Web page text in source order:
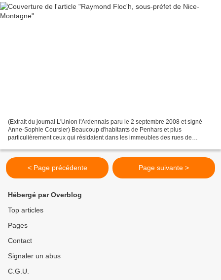
(Extrait du journal L'Union l'Ardennais paru le 2 septembre 2008 et signé
Anne-Sophie Coursier) Beaucoup d'habitants de Penhars et plus
particulièrement ceux qui résidaient dans les immeubles des rues de
< Page précédente Page suivante >
Hébergé par Overblog
Top articles
Pages
Contact
Signaler un abus
C.G.U.